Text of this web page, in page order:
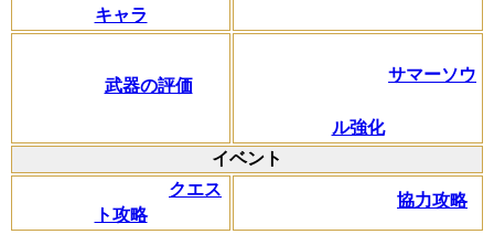
キャラ
武器の評価
サマーソウ
ル強化
イベント
クエス
ト攻略
協力攻略